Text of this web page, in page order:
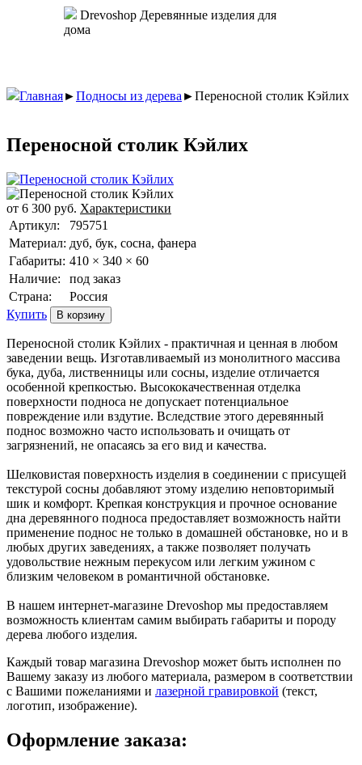
Drevoshop Деревянные изделия для
дома
Главная►Подносы из дерева ►Переносной столик Кэйлих
Переносной столик Кэйлих
от 6 300 руб. Характеристики
Артикул:
795751
Материал: дуб, бук, сосна, фанера
Габариты: 410 × 340 × 60
Наличие:
под заказ
Страна:
Россия
Купить
Переносной столик Кэйлих - практичная и ценная в любом
заведении вещь. Изготавливаемый из монолитного массива
бука, дуба, лиственницы или сосны, изделие отличается
особенной крепкостью. Высококачественная отделка
поверхности подноса не допускает потенциальное
повреждение или вздутие. Вследствие этого деревянный
поднос возможно часто использовать и очищать от
загрязнений, не опасаясь за его вид и качества.
Шелковистая поверхность изделия в соединении с присущей
текстурой сосны добавляют этому изделию неповторимый
шик и комфорт. Крепкая конструкция и прочное основание
дна деревянного подноса предоставляет возможность найти
применение поднос не только в домашней обстановке, но и в
любых других заведениях, а также позволяет получать
удовольствие нежным перекусом или легким ужином с
близким человеком в романтичной обстановке.
В нашем интернет-магазине Drevoshop мы предоставляем
возможность клиентам самим выбирать габариты и породу
дерева любого изделия.
Каждый товар магазина Drevoshop может быть исполнен по
Вашему заказу из любого материала, размером в соответствии
с Вашими пожеланиями и лазерной гравировкой (текст,
логотип, изображение).
Оформление заказа: